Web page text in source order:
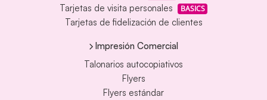
Tarjetas de visita personales BASICS
Tarjetas de fidelización de clientes
Impresión Comercial
Talonarios autocopiativos
Flyers
Flyers estándar